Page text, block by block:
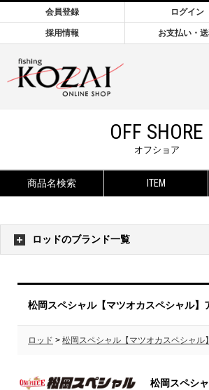
会員登録 ログイン
採用情報 お支払い・
OFF SHORE
オフショア
商品名検索 ITEM
ロッドのブランド一覧
松岡スペシャル【マツオカスペシャル】
ロッド > 松岡スペシャル【マツオカスペシャル】
松岡スペシ